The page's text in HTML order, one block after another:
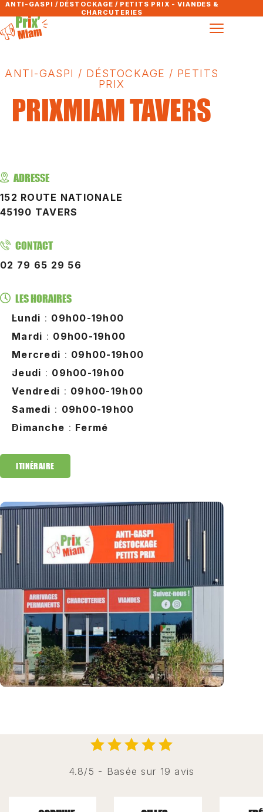
ANTI-GASPI / DÉSTOCKAGE / PETITS PRIX - VIANDES &
CHARCUTERIES
ANTI-GASPI / DÉSTOCKAGE / PETITS
PRIX
PRIXMIAM TAVERS
ADRESSE
152 ROUTE NATIONALE
45190 TAVERS
CONTACT
02 79 65 29 56
LES HORAIRES
Lundi : 09h00-19h00
Mardi : 09h00-19h00
Mercredi : 09h00-19h00
Jeudi : 09h00-19h00
Vendredi : 09h00-19h00
Samedi : 09h00-19h00
Dimanche : Fermé
ITINÉRAIRE
4.8/5 - Basée sur 19 avis